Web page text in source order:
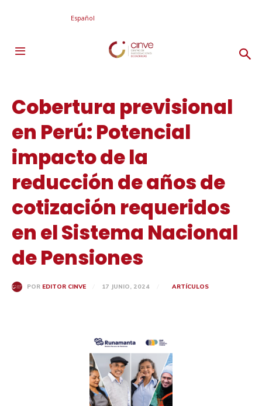
Español
Cobertura previsional
en Perú: Potencial
impacto de la
reducción de años de
cotización requeridos
en el Sistema Nacional
de Pensiones
POR EDITOR CINVE 17 JUNIO, 2024 ARTÍCULOS